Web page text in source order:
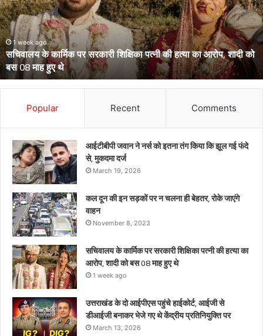
पहुंचे
हाईकोर्ट,
आईजी
से
डीआईजी
बनाकर
भेजे
गए
प्रतिनियुक्ति
March 13, 2026
उत्तराखंड के दो आईपीएस पहुंचे हाईकोर्ट, आईजी से डीआईजी बनाकर भेजे गए
थे केंद्रीय प्रतिनियुक्ति पर
Popular Recent Comments
आईटीबीपी जवान ने नर्स को इतना तंग किया कि झूल गई फंदे
से, मुकदमा दर्ज
March 19, 2026
कल दून की इन सड़कों पर न चलना ही बेहतर, रोके जाएंगे
वाहन
November 8, 2023
सचिवालय के कार्मिक पर सरकारी शिक्षिका पत्नी की हत्या का
आरोप, शादी को बस 08 माह हुए थे
1 week ago
उत्तराखंड के दो आईपीएस पहुंचे हाईकोर्ट, आईजी से
डीआईजी बनाकर भेजे गए थे केंद्रीय प्रतिनियुक्ति पर
March 13, 2026